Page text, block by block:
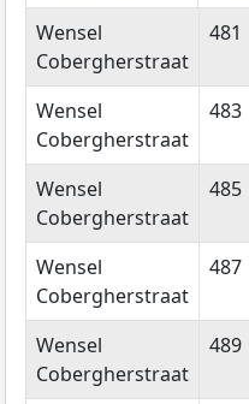
Straatnaam
Wensel
Cobergherstraat
481
Wensel
Cobergherstraat
483
Wensel
Cobergherstraat
485
Wensel
Cobergherstraat
487
Wensel
Cobergherstraat
489